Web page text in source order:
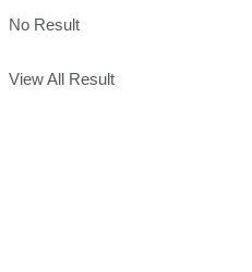
No Result
View All Result